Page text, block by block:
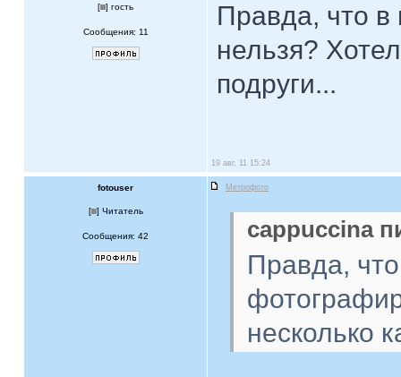
[ ] гость
Сообщения: 11
Правда, что в
нельзя?
подруги...
19 авг, 11 15:24
fotouser Метрофото
[ ] Читатель
Сообщения: 42 cappuccina
Правда,
несколько